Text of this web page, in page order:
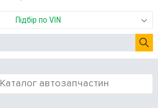
Підбір по VIN
Каталог автозапчастин